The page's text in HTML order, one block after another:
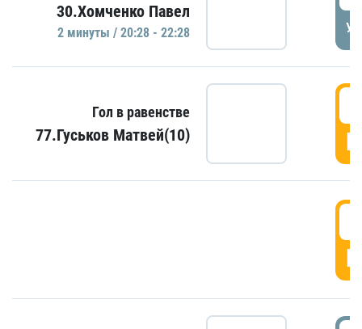
30.Хомченко Павел
2 минуты / 20:28 - 22:28
Гол в равенстве
77.Гуськов Матвей(10)